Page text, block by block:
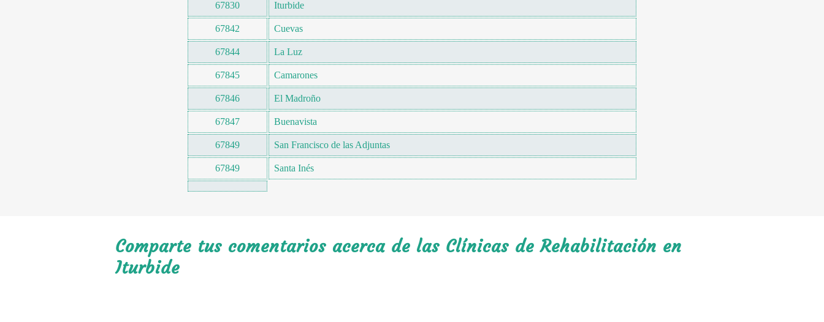
67830 Iturbide
67842 Cuevas
67844 La Luz
67845 Camarones
67846 El Madroño
67847 Buenavista
67849 San Francisco de las Adjuntas
67849 Santa Inés
Comparte tus comentarios acerca de las Clínicas de Rehabilitación en
Iturbide